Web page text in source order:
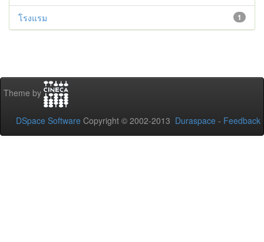
1
โรงแรม
Theme by
DSpace Software Copyright © 2002-2013 Duraspace - Feedback